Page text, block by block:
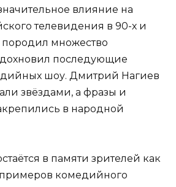
влияние на
телевидения в 90-х и
породил множество
последующие
шоу. Дмитрий Нагиев
звёздами, а фразы и
в народной
в памяти зрителей как
комедийного